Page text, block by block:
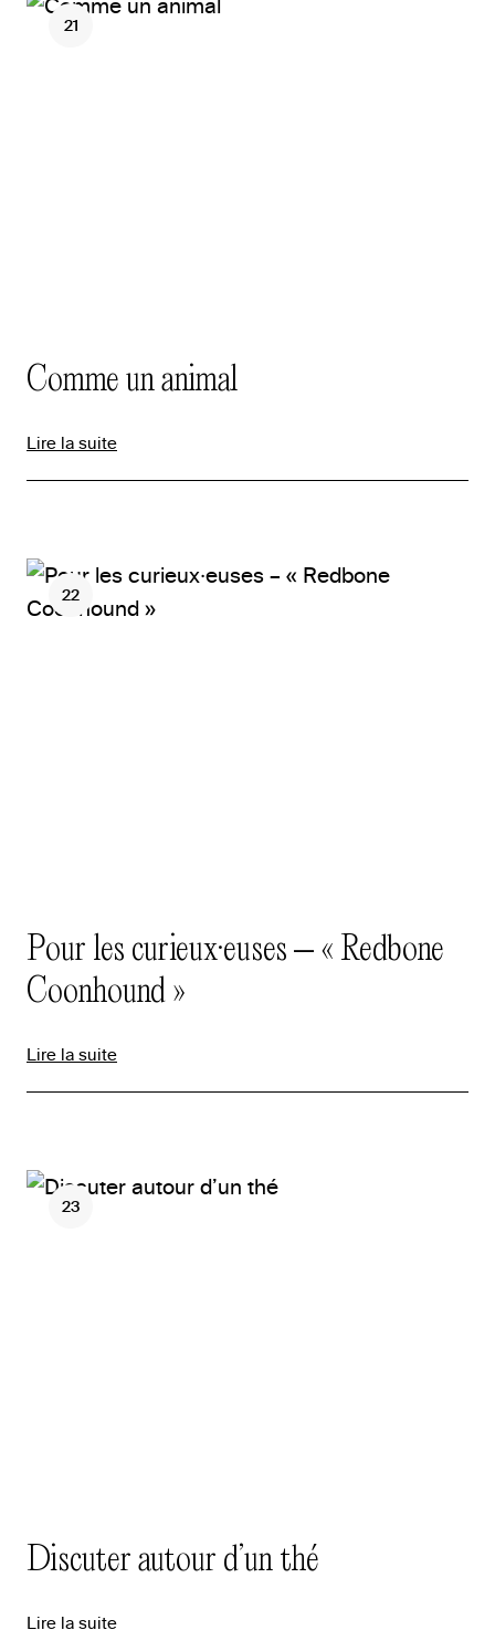
21
Comme un animal
Lire la suite
22
Pour les curieux·euses – « Redbone
Coonhound »
Lire la suite
23
Discuter autour d’un thé
Lire la suite